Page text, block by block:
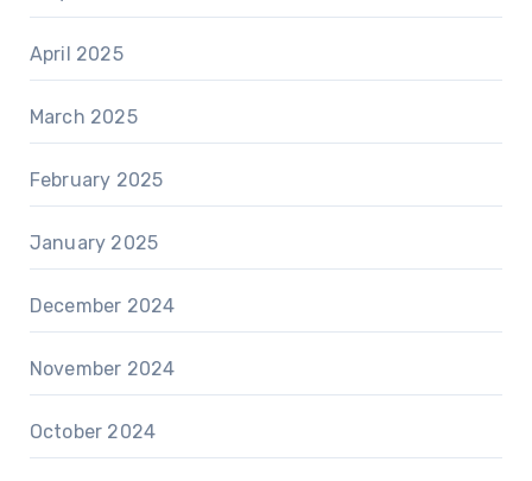
April 2025
March 2025
February 2025
January 2025
December 2024
November 2024
October 2024